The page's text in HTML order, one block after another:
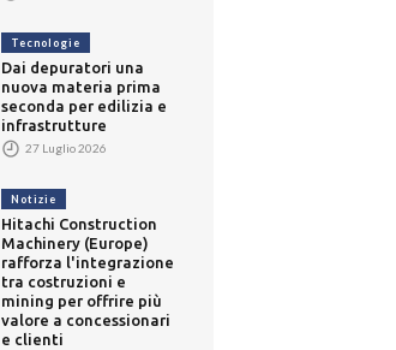
Tecnologie
Dai depuratori una
nuova materia prima
seconda per edilizia e
infrastrutture
27 Luglio 2026
Notizie
Hitachi Construction
Machinery (Europe)
rafforza l'integrazione
tra costruzioni e
mining per offrire più
valore a concessionari
e clienti